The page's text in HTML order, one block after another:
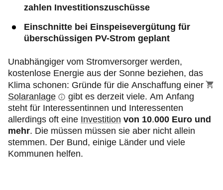
zahlen Investitionszuschüsse
Einschnitte bei Einspeisevergütung für
überschüssigen PV-Strom geplant
Unabhängiger vom Stromversorger werden,
kostenlose Energie aus der Sonne beziehen, das
Klima schonen: Gründe für die Anschaffung einer
Solaranlage
gibt es derzeit viele. Am Anfang
steht für Interessentinnen und Interessenten
allerdings oft eine Investition von 10.000 Euro und
mehr. Die müssen müssen sie aber nicht allein
stemmen. Der Bund, einige Länder und viele
Kommunen helfen.